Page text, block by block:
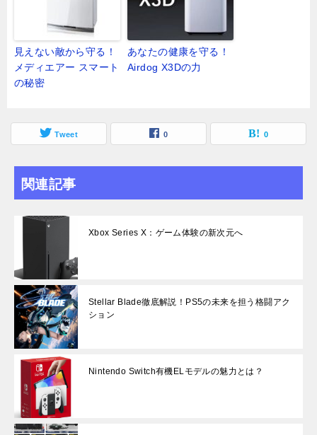
見えない敵から守る！
メディエアー スマート
の秘密
あなたの健康を守る！
Airdog X3Dの力
Tweet 0 0
関連記事
Xbox Series X：ゲーム体験の新次元へ
Stellar Blade徹底解説！PS5の未来を担う格闘アク
ション
Nintendo Switch有機ELモデルの魅力とは？